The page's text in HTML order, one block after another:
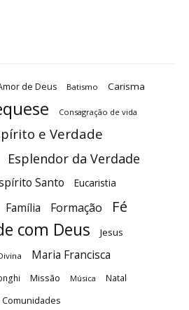
de Deus Batismo Carisma
Consagração de vida
e Verdade
Esplendor da Verdade
Santo Eucaristia
Família Formação Fé
com Deus Jesus
Maria Francisca
Missão Música Natal
Comunidades